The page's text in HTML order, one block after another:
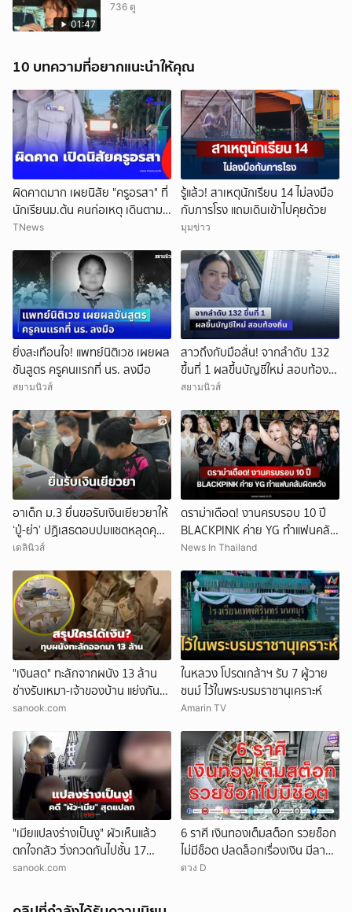
01:47
736 ดู
10 บทความที่อยากแนะนำให้คุณ
ผิดคาดมาก เผยนิสัย "ครูอรสา" ที่
นักเรียนม.ต้น คนก่อเหตุ เดินตาม
หา
TNews
รู้แล้ว! สาเหตุนักเรียน 14 ไม่ลงมือ
กับภารโรง แถมเดินเข้าไปคุยด้วย
มุมข่าว
ยิ่งสะเทือนใจ! แพทย์นิติเวช เผยผล
ชันสูตร ครูคนเเรกที่ นร. ลงมือ
สยามนิวส์
สาวถึงกับมือสั่น! จากลำดับ 132
ขึ้นที่ 1 ผลขึ้นบัญชีใหม่ สอบท้อง
ถิ่น
สยามนิวส์
อาเด็ก ม.3 ยื่นขอรับเงินเยียวยาให้
‘ปู่-ย่า’ ปฏิเสธตอบปมแชตหลุดคุย
แม่ ‘ถูกกลั่นแกล้ง’
เดลินิวส์
ดราม่าเดือด! งานครบรอบ 10 ปี
BLACKPINK ค่าย YG ทำแฟนคลับ
ผิดหวัง
News In Thailand
"เงินสด" ทะลักจากผนัง 13 ล้าน
ช่างรับเหมา-เจ้าของบ้าน แย่งกัน
วุ่น สุดท้ายศาลตัดสินให้ใคร?!
sanook.com
ในหลวง โปรดเกล้าฯ รับ 7 ผู้วาย
ชนม์ ไว้ในพระบรมราชานุเคราะห์
Amarin TV
"เมียแปลงร่างเป็นงู" ผัวเห็นแล้ว
ตกใจกลัว วิ่งกวดกันไปชั้น 17
ตร.เผยบทสรุปคดีสุดแปลก!
sanook.com
6 ราศี เงินทองเต็มสต็อก รวยช็อก
ไม่มีช็อต ปลดล็อกเรื่องเงิน มีลาภ
ลอยจ่อคิว
ดวง D